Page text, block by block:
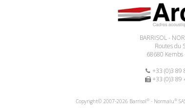
BARRISOL -
Routes du
68680 Kembs
+33 (0)3 89
+33 (0)3 89
Copyright© 2007-2026 Barrisol® - Normalu®